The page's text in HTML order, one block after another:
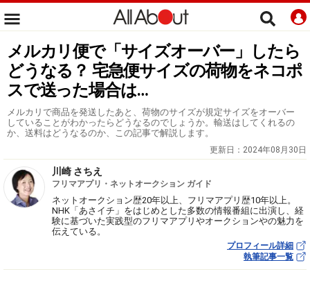
メルカリ便で「サイズオーバー」したら
どうなる？ 宅急便サイズの荷物をネコポ
スで送った場合は…
メルカリで商品を発送したあと、荷物のサイズが規定サイズをオーバー
していることがわかったらどうなるのでしょうか。輸送はしてくれるの
か、送料はどうなるのか、この記事で解説します。
更新日： 2024年08月30日
川崎 さちえ
フリマアプリ・ネットオークション ガイド
ネットオークション歴20年以上、フリマアプリ歴10年以上。
NHK「あさイチ」をはじめとした多数の情報番組に出演し、経
験に基づいた実践型のフリマアプリやオークションやの魅力を
伝えている。
プロフィール詳細
執筆記事一覧